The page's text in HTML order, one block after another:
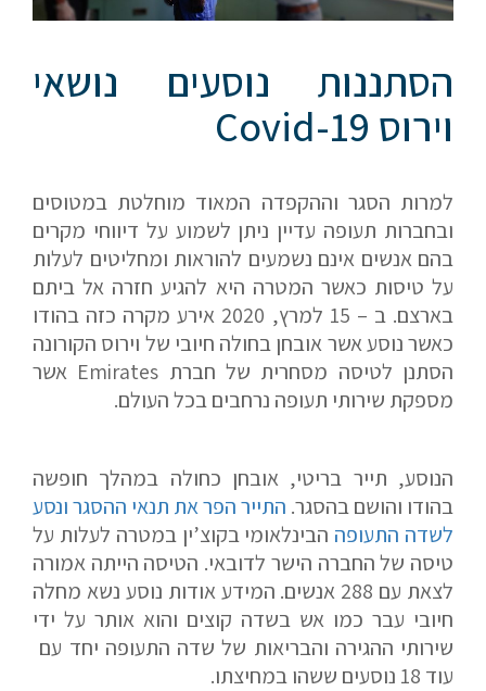
הסתננות נוסעים נושאי
וירוס Covid-19
למרות הסגר וההקפדה המאוד מוחלטת במטוסים
ובחברות תעופה עדיין ניתן לשמוע על דיווחי מקרים
בהם אנשים אינם נשמעים להוראות ומחליטים לעלות
על טיסות כאשר המטרה היא להגיע חזרה אל ביתם
בארצם. ב – 15 למרץ, 2020 אירע מקרה כזה בהודו
כאשר נוסע אשר אובחן בחולה חיובי של וירוס הקורונה
הסתנן לטיסה מסחרית של חברת Emirates אשר
מספקת שירותי תעופה נרחבים בכל העולם.
הנוסע, תייר בריטי, אובחן כחולה במהלך חופשה
בהודו והושם בהסגר. התייר הפר את תנאי ההסגר ונסע
לשדה התעופה הבינלאומי בקוצ’ין במטרה לעלות על
טיסה של החברה הישר לדובאי. הטיסה הייתה אמורה
לצאת עם 288 אנשים. המידע אודות נוסע נשא מחלה
חיובי עבר כמו אש בשדה קוצים והוא אותר על ידי
שירותי ההגירה והבריאות של שדה התעופה יחד עם
עוד 18 נוסעים ששהו במחיצתו.